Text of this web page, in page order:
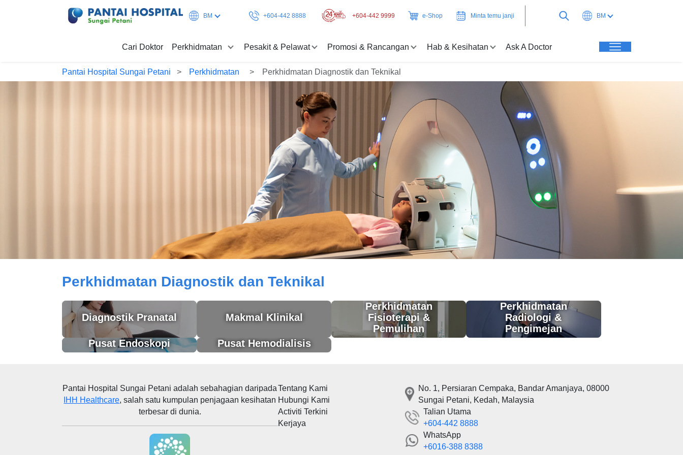
BM +604-442 8888 +604-442 9999 e-Shop Minta temu janji BM
Cari Doktor Perkhidmatan Pesakit & Pelawat Promosi & Rancangan Hab & Kesihatan Ask A Doctor
Pantai Hospital Sungai Petani Perkhidmatan Perkhidmatan Diagnostik dan Teknikal
Perkhidmatan Diagnostik dan Teknikal
Diagnostik Pranatal Makmal Klinikal
Perkhidmatan
Fisioterapi &
Pemulihan
Perkhidmatan
Radiologi &
Pengimejan
Pusat Endoskopi
Pusat Hemodialisis
Pantai Hospital Sungai Petani adalah sebahagian daripada
IHH Healthcare, salah satu kumpulan penjagaan kesihatan
terbesar di dunia.
Tentang Kami
Hubungi Kami
Activiti Terkini
Kerjaya
No. 1, Persiaran Cempaka, Bandar Amanjaya, 08000
Sungai Petani, Kedah, Malaysia
Talian Utama
+604-442 8888
WhatsApp
+6016-388 8388